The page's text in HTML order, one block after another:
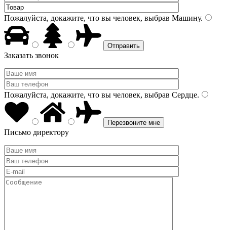
Пожалуйста, докажите, что вы человек, выбрав Машину.
Заказать звонок
Пожалуйста, докажите, что вы человек, выбрав Сердце.
Письмо директору